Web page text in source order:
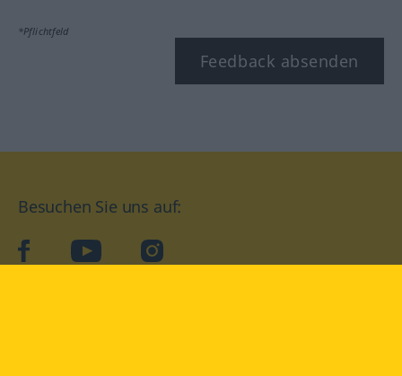
*Pflichtfeld
Feedback absenden
Besuchen Sie uns auf:
facebookYouTube Instagram